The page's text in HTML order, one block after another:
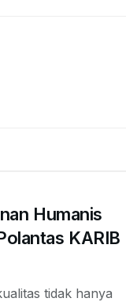
Humanis
KARIB
tidak hanya